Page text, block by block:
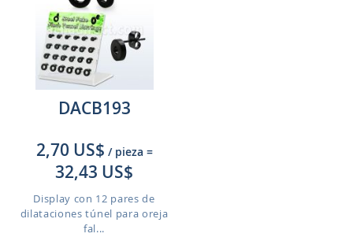
DACB193
2,70 US$ / pieza =
32,43 US$
Display con 12 pares de
dilataciones túnel para oreja
fal...